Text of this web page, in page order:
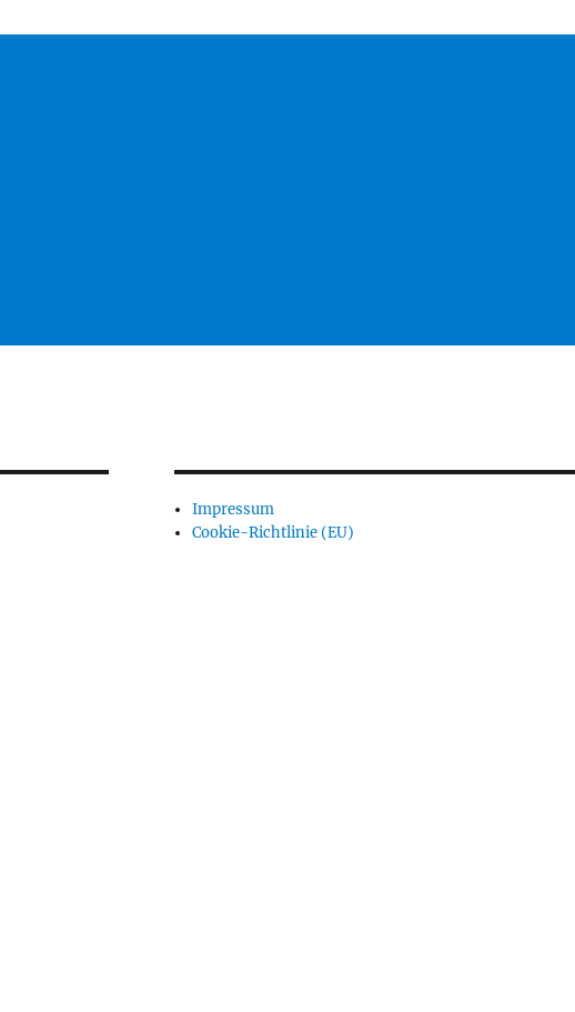
Impressum
Cookie-Richtlinie (EU)